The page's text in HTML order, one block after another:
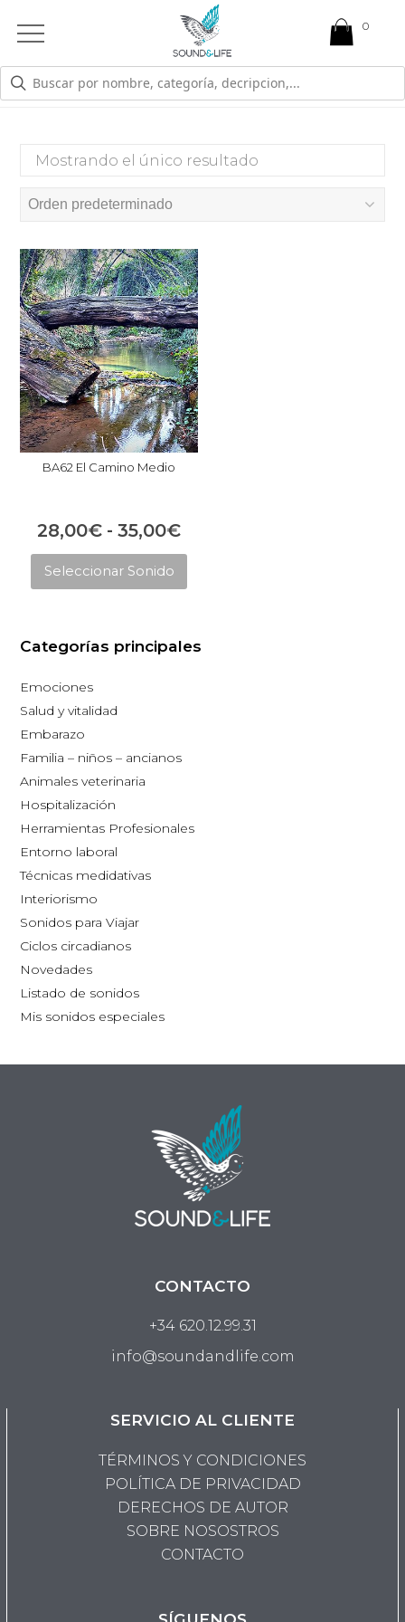
Open
Menu
NIDO VACIO
Mostrando el único resultado
BA62 El Camino Medio
28,00€ - 35,00€Rango
de
precios:
28,00€
Seleccionar Sonido
Este
variantes.
página
Categorías principales
Emociones
Salud y vitalidad
Embarazo
Familia – niños – ancianos
Animales veterinaria
Hospitalización
Herramientas Profesionales
Entorno laboral
Técnicas medidativas
Interiorismo
Sonidos para Viajar
Ciclos circadianos
Novedades
Listado de sonidos
Mis sonidos especiales
CONTACTO
+34 620.12.99.31
info@soundandlife.com
SERVICIO AL CLIENTE
TÉRMINOS Y CONDICIONES
POLÍTICA DE PRIVACIDAD
DERECHOS DE AUTOR
SOBRE NOSOSTROS
CONTACTO
0